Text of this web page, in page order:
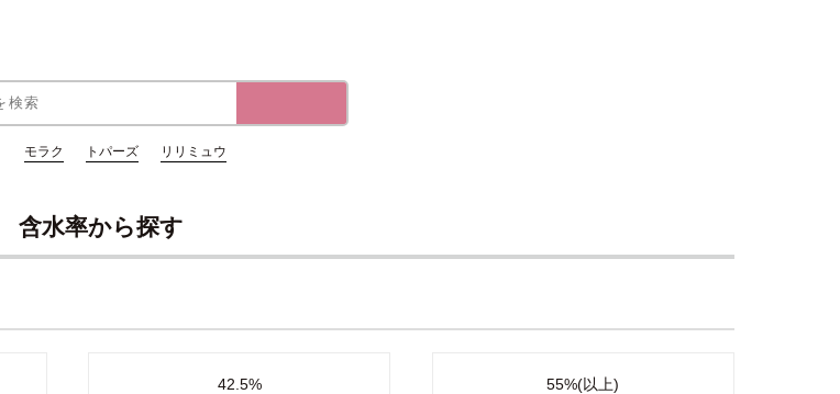
モラク トパーズ リリミュウ
含水率から探す
42.5% 55%(以上)